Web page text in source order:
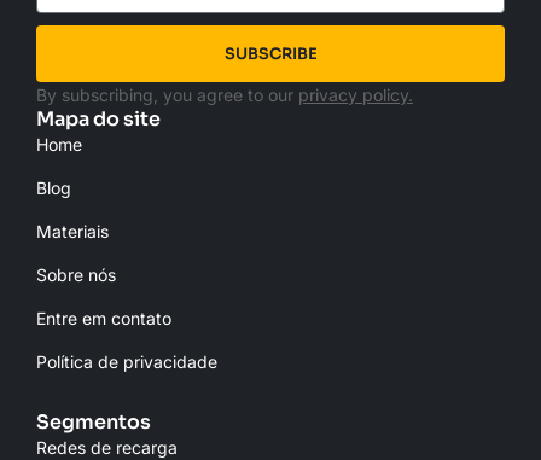
SUBSCRIBE
By subscribing, you agree to our privacy policy.
Mapa do site
Home
Blog
Materiais
Sobre nós
Entre em contato
Política de privacidade
Segmentos
Redes de recarga